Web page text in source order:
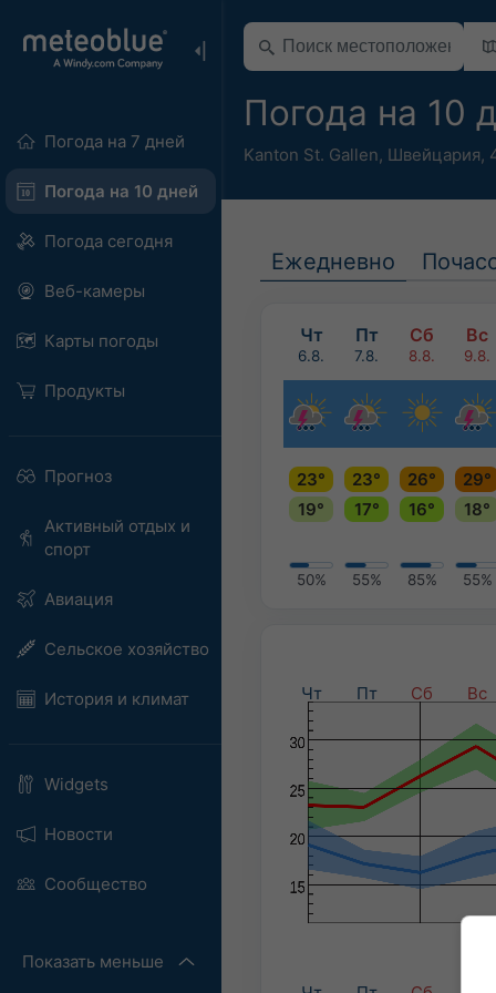
Погода на 7 дней
Погода на 10 дней
Погода сегодня
Веб-камеры
Карты погоды
Продукты
Прогноз
Активный отдых и
спорт
Авиация
Сельское хозяйство
История и климат
Widgets
Новости
Сообщество
Показать меньше
Погода на 10
Kanton St. Gallen, Швейцария,
Ежедневно
Чт Пт Сб Вс
6.8. 7.8. 8.8. 9.8.
23° 23° 26° 29°
19°
17° 16° 18°
50% 55% 85% 55%
Чт
Пт Сб Вс